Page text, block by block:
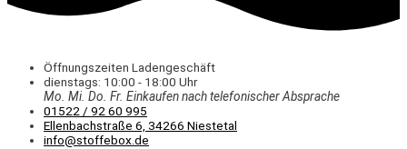
Öffnungszeiten Ladengeschäft
dienstags: 10:00 - 18:00 Uhr
Mo. Mi. Do. Fr. Einkaufennach telefonischer Absprache
01522 / 92 60 995
Ellenbachstraße 6, 34266 Niestetal
info@stoffebox.de